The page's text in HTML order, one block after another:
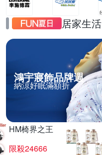
居家生活
鴻宇寢飾品牌週
納涼好眠滿額折
HM椅界之王
限殺24666